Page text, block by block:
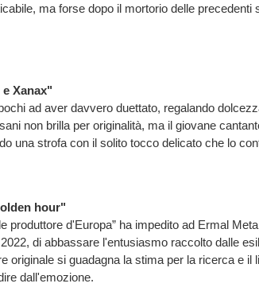
ma forse dopo il mortorio delle precedenti
Xanax"
ad aver davvero duettato, regalando
non brilla per originalità, ma il giovane
una strofa con il solito tocco delicato che lo
hour"
produttore d'Europa” ha impedito ad Ermal
di abbassare l'entusiasmo raccolto dalle
originale si guadagna la stima per la ricerca e il
dall'emozione.